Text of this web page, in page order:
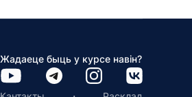
Жадаеце быць у курсе навін?